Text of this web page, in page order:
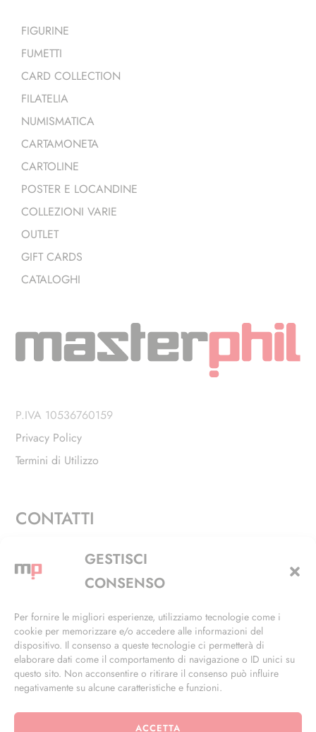
GESTISCI
CONSENSO
Per fornire le migliori esperienze, utilizziamo tecnologie come i
cookie per memorizzare e/o accedere alle informazioni del
dispositivo. Il consenso a queste tecnologie ci permetterà di
elaborare dati come il comportamento di navigazione o ID unici su
questo sito. Non acconsentire o ritirare il consenso può influire
negativamente su alcune caratteristiche e funzioni.
ACCETTA
FIGURINE
FUMETTI
CARD COLLECTION
FILATELIA
NUMISMATICA
CARTAMONETA
CARTOLINE
POSTER E LOCANDINE
COLLEZIONI VARIE
OUTLET
GIFT CARDS
CATALOGHI
P.IVA 10536760159
Privacy Policy
Termini di Utilizzo
CONTATTI
Via Alfieri, 27 - Trezzano Sul Naviglio (MI)
+39 02 4846 3155
info@masterphil.it